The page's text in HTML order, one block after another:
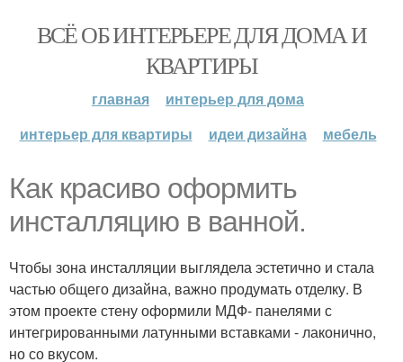
ВСЁ ОБ ИНТЕРЬЕРЕ ДЛЯ ДОМА И
КВАРТИРЫ
главная
интерьер для дома
интерьер для квартиры
идеи дизайна мебель
Как красиво оформить
инсталляцию в ванной.
Чтобы зона инсталляции выглядела эстетично и стала
частью общего дизайна, важно продумать отделку. В
этом проекте стену оформили МДФ- панелями с
интегрированными латунными вставками - лаконично,
но со вкусом.